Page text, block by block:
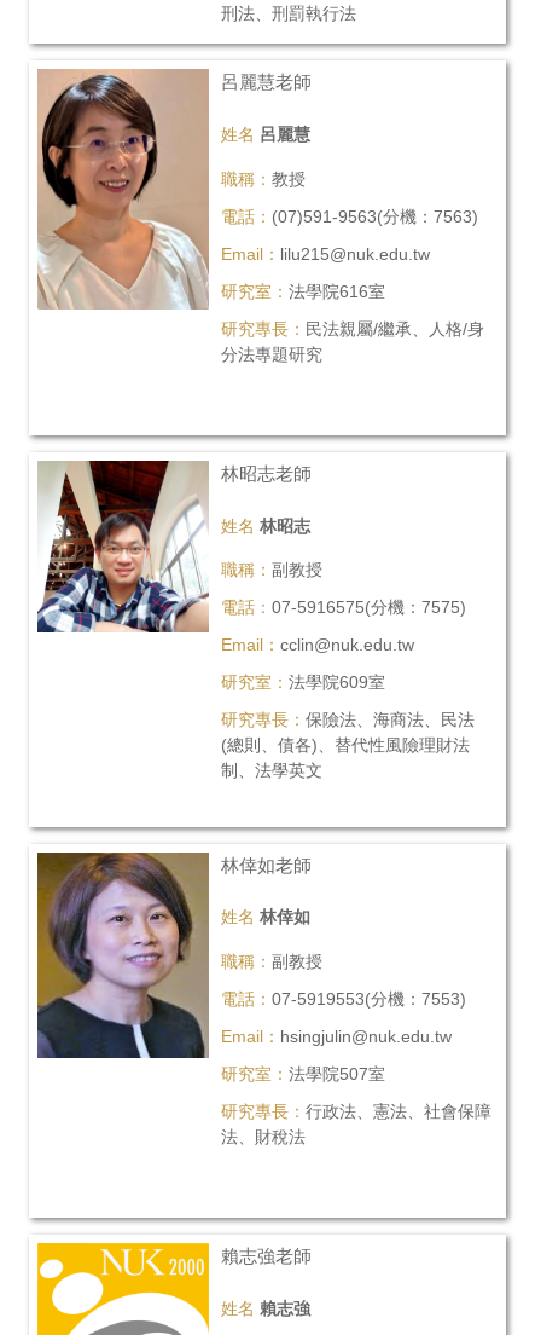
刑法、刑罰執行法
呂麗慧老師
姓名 呂麗慧
職稱：教授
電話： (07)591-9563(分機：7563)
Email： lilu215@nuk.edu.tw
研究室：法學院616室
研究專長： 民法親屬/繼承、人格/身
分法專題研究
林昭志老師
姓名 林昭志
職稱：副教授
電話：07-5916575(分機：7575)
Email：cclin@nuk.edu.tw
研究室：法學院609室
研究專長：保險法、海商法、民法
(總則、債各)、替代性風險理財法
制、法學英文
林倖如老師
姓名 林倖如
職稱：副教授
電話：07-5919553(分機：7553)
Email： hsingjulin@nuk.edu.tw
研究室：法學院507室
研究專長：行政法、憲法、社會保障
法、財稅法
賴志強老師
姓名 賴志強